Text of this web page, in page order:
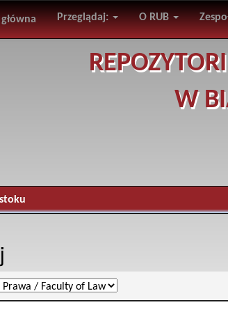
Przeglądaj: O RUB
W